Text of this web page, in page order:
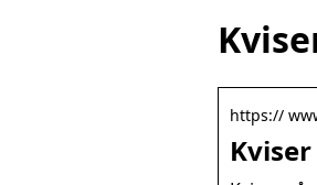
https://